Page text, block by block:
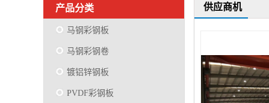
产品分类
马钢彩钢板
马钢彩钢卷
镀铝锌钢板
PVDF彩钢板
供应商机